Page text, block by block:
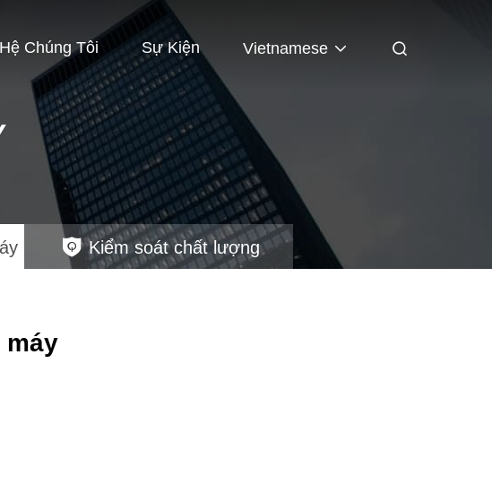
Chúng Tôi Sự Kiện Vietnamese
Kiểm soát chất lượng
máy